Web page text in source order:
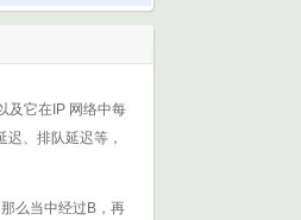
及它在IP 网络中每
、排队延迟等，
么当中经过B，再